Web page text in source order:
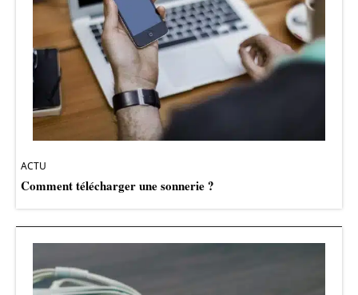
ACTU
Comment télécharger une sonnerie ?